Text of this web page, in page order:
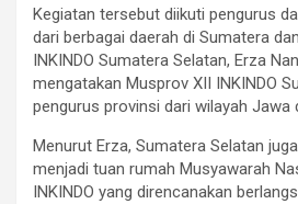
Kegiatan tersebut diikuti pengurus
dari berbagai daerah di Sumatera
INKINDO Sumatera Selatan, Erza
mengatakan Musprov XII INKINDO
pengurus provinsi dari wilayah Jawa
Menurut Erza, Sumatera Selatan
menjadi tuan rumah Musyawarah
INKINDO yang direncanakan